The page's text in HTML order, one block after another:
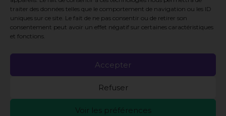
traiter des données telles que le comportement de navigation ou les ID
uniques sur ce site. Le fait de ne pas consentir ou de retirer son
consentement peut avoir un effet négatif sur certaines caractéristiques
et fonctions.
Accepter
Refuser
Voir les préférences
Association Organ'Phantom
9 rue des Capérans, 33000 Bordeaux, France
Politique de cookie
Politique de confidentialité